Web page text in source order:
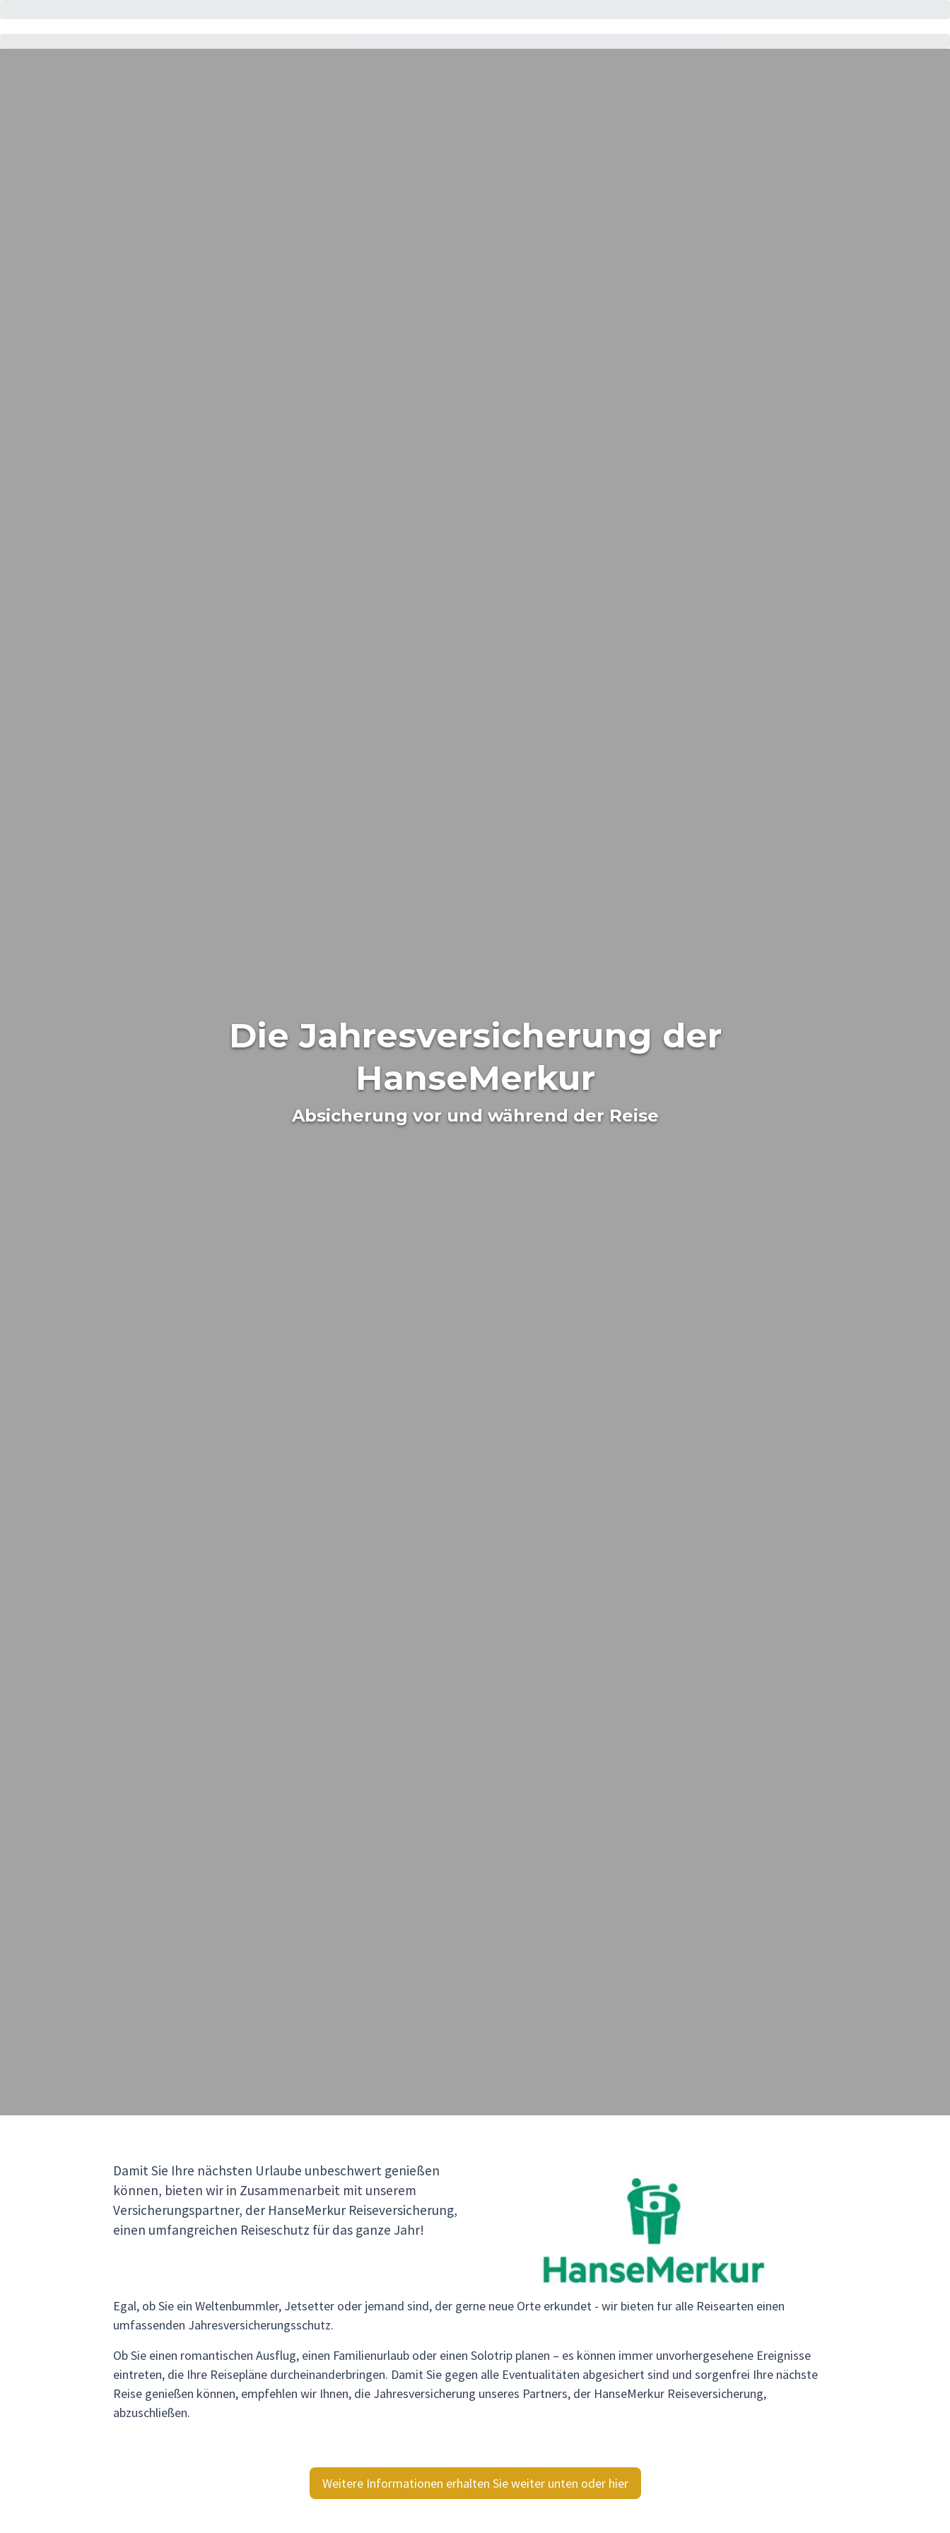
Die Jahresversicherung der
HanseMerkur
Absicherung vor und während der Reise
Damit Sie Ihre nächsten Urlaube unbeschwert genießen
können, bieten wir in Zusammenarbeit mit unserem
Versicherungspartner, der HanseMerkur Reiseversicherung,
einen umfangreichen Reiseschutz für das ganze Jahr!
Egal, ob Sie ein Weltenbummler, Jetsetter oder jemand sind, der gerne neue Orte erkundet - wir bieten für alle Reisearten einen
umfassenden Jahresversicherungsschutz.
Ob Sie einen romantischen Ausflug, einen Familienurlaub oder einen Solotrip planen – es können immer unvorhergesehene Ereignisse
eintreten, die Ihre Reisepläne durcheinanderbringen. Damit Sie gegen alle Eventualitäten abgesichert sind und sorgenfrei Ihre nächste
Reise genießen können, empfehlen wir Ihnen, die Jahresversicherung unseres Partners, der HanseMerkur Reiseversicherung,
abzuschließen.
Weitere Informationen erhalten Sie weiter unten oder hier